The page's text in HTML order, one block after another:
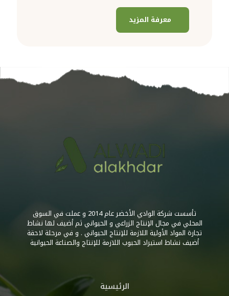
معرفة المزيد
الرئيسية
تأسست شركة الوادي الأخضر عام 2014 و عملت في السوق
المحلي في مجال الإنتاج الزراعي و الحيواني ثم أضيف لها نشاط
تجارة المواد الأولية اللازمة للإنتاج الحيواني . و في مرحلة لاحقة
أضيف نشاط استيراد الحبوب اللازمة للإنتاج والصناعة الحيوانية